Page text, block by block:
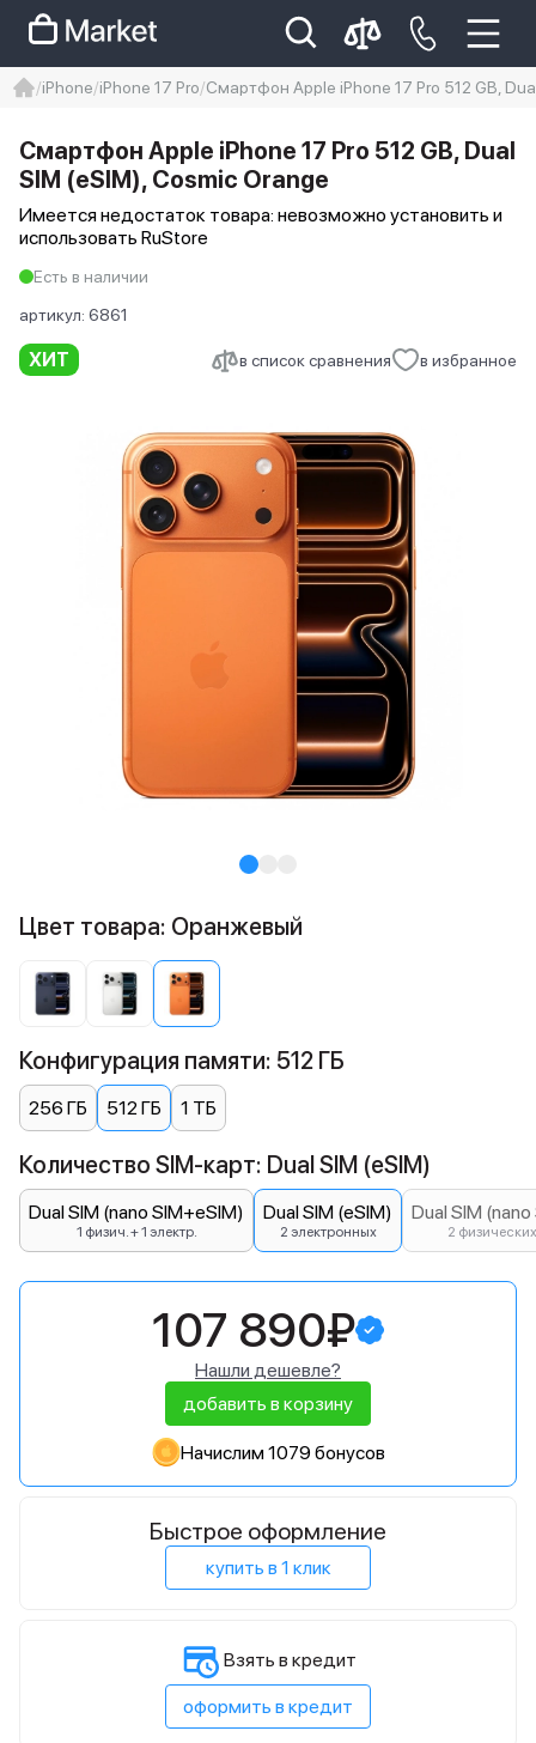
Iphone 14 pro max
айфон 14
iPhone iPhone 17 Pro Смартфон Apple iPhone 17 Pro 512 GB,
ХИТ в список сравнения в избранное
Смартфон Apple iPhone 17 Pro 512 GB, Dual
SIM (eSIM), Cosmic Orange
Имеется недостаток товара: невозможно установить и
использовать RuStore
Есть в наличии
артикул: 6861
Цвет товара: Оранжевый
Конфигурация памяти: 512 ГБ
256 ГБ 512 ГБ 1 ТБ
Количество SIM-карт: Dual SIM (eSIM)
Dual SIM (nano SIM+eSIM)
1 физич. + 1 электр.
Dual SIM (eSIM)
2 электронных
Dual SIM
2 физических
107 890₽
Нашли дешевле?
добавить в корзину
Начислим 1079 бонусов
Быстрое оформление
купить в 1 клик
Взять в кредит
оформить в кредит